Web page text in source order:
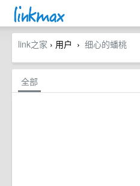
link之家 › 用户 › 细心的蟠桃
全部